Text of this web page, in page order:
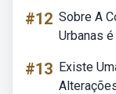
#12 Sobre A
Urbanas
#13 Existe